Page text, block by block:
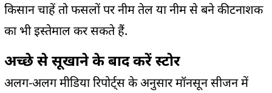
किसान चाहें तो फसलों पर नीम तेल या नीम से बने कीटनाशक
का भी इस्तेमाल कर सकते हैं.
अच्छे से सूखाने के बाद करें स्टोर
अलग-अलग मीडिया रिपोर्ट्स के अनुसार मॉनसून सीजन में